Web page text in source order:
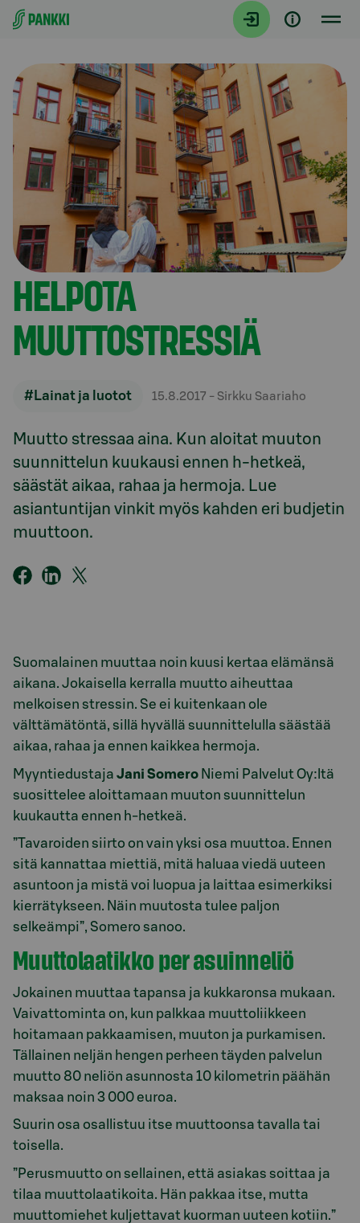
Siirry suoraan sisältöön
Artikkelit
HELPOTA
MUUTTOSTRESSIÄ
#Lainat ja luotot 15.8.2017 - Sirkku Saariaho
Muutto stressaa aina. Kun aloitat muuton
suunnittelun kuukausi ennen h-hetkeä,
säästät aikaa, rahaa ja hermoja. Lue
asiantuntijan vinkit myös kahden eri budjetin
muuttoon.
Suomalainen muuttaa noin kuusi kertaa elämänsä
aikana. Jokaisella kerralla muutto aiheuttaa
melkoisen stressin. Se ei kuitenkaan ole
välttämätöntä, sillä hyvällä suunnittelulla säästää
aikaa, rahaa ja ennen kaikkea hermoja.
Myyntiedustaja Jani Somero Niemi Palvelut Oy:ltä
suosittelee aloittamaan muuton suunnittelun
kuukautta ennen h-hetkeä.
”Tavaroiden siirto on vain yksi osa muuttoa. Ennen
sitä kannattaa miettiä, mitä haluaa viedä uuteen
asuntoon ja mistä voi luopua ja laittaa esimerkiksi
kierrätykseen. Näin muutosta tulee paljon
selkeämpi”, Somero sanoo.
Muuttolaatikko per asuinneliö
Jokainen muuttaa tapansa ja kukkaronsa mukaan.
Vaivattominta on, kun palkkaa muuttoliikkeen
hoitamaan pakkaamisen, muuton ja purkamisen.
Tällainen neljän hengen perheen täyden palvelun
muutto 80 neliön asunnosta 10 kilometrin päähän
maksaa noin 3 000 euroa.
Suurin osa osallistuu itse muuttoonsa tavalla tai
toisella.
”Perusmuutto on sellainen, että asiakas soittaa ja
tilaa muuttolaatikoita. Hän pakkaa itse, mutta
muuttomiehet kuljettavat kuorman uuteen kotiin.”